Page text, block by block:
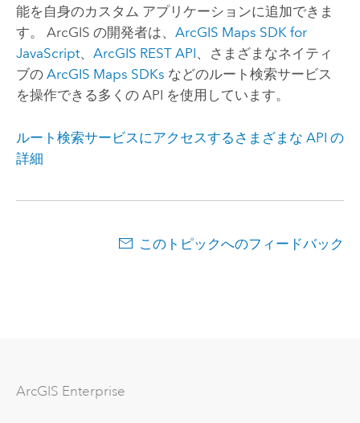
能を自身のカスタム アプリケーションに追加できま
す。 ArcGIS の開発者は、 ArcGIS Maps SDK for
JavaScript、 ArcGIS REST API、さまざまなネイティ
ブの ArcGIS Maps SDKs などのルート検索サービス
を操作できる多くの API を使用しています。
ルート検索サービスにアクセスするさまざまな API の
詳細
このトピックへのフィードバック
ArcGIS Enterprise